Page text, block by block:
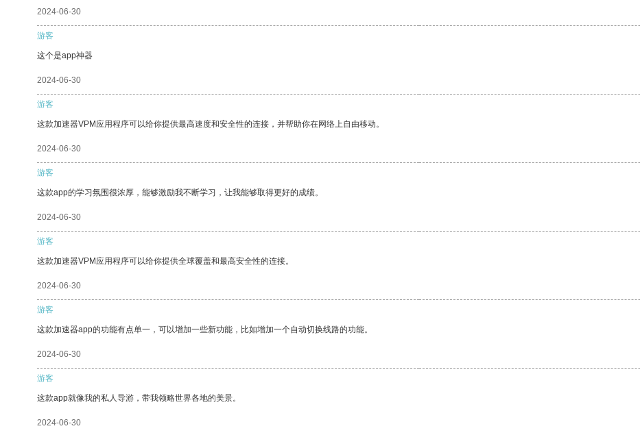
2024-06-30
游客
这个是app神器
2024-06-30
游客
这款加速器VPM应用程序可以给你提供最高速度和安全性的连接，并帮助你在网络上自由移动。
2024-06-30
游客
这款app的学习氛围很浓厚，能够激励我不断学习，让我能够取得更好的成绩。
2024-06-30
游客
这款加速器VPM应用程序可以给你提供全球覆盖和最高安全性的连接。
2024-06-30
游客
这款加速器app的功能有点单一，可以增加一些新功能，比如增加一个自动切换线路的功能。
2024-06-30
游客
这款app就像我的私人导游，带我领略世界各地的美景。
2024-06-30